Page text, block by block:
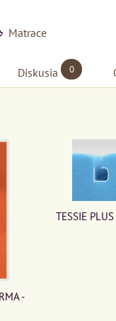
Matrace
Diskusia 0
-
TESSIE
€ s DPH
DO KOŠÍKA